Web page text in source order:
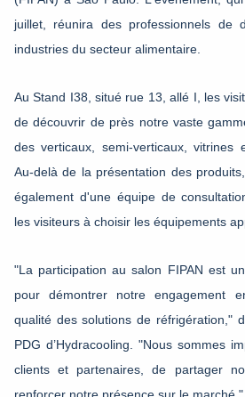
juillet, réunira des professionnels de
industries du secteur alimentaire.
Au Stand I38, situé rue 13, allé I, les
de découvrir de près notre vaste
des verticaux, semi-verticaux, vitrines
Au-delà de la présentation des
également d'une équipe de
les visiteurs à choisir les équipements
"La participation au salon FIPAN est
pour démontrer notre engagement
qualité des solutions de réfrigération,"
PDG d’Hydracooling. "Nous sommes
clients et partenaires, de partager